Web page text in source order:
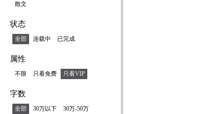
散文
状态
全部 连载中 已完成
属性
不限 只看免费 只看VIP
字数
全部 30万以下 30万-50万